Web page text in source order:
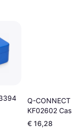
Q-CONNECT
KF02602
€ 16,28